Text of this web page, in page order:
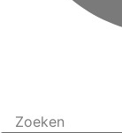
Zoeken